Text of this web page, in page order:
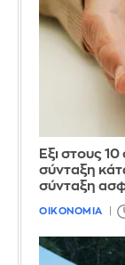
Έξι στους
σύνταξη
σύνταξη
ΟΙΚΟΝΟΜΙΑ